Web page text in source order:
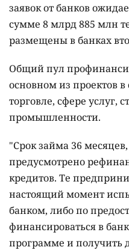
заявок от банков
сумме 8 млрд 885 млн
размещены в банках
Общий пул
основном из проектов
торговле, сфере услуг,
промышленности.
"Срок займа 36
предусмотрено
кредитов. Те
настоящий момент
банком, либо по
финансироваться в
программе и получить